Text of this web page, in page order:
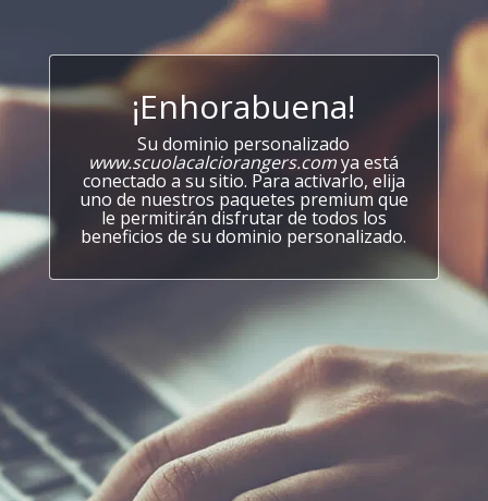
¡Enhorabuena!
Su dominio personalizado
www.scuolacalciorangers.comya está
conectado a su sitio. Para activarlo, elija
uno de nuestros paquetes premium que
le permitirán disfrutar de todos los
beneficios de su dominio personalizado.